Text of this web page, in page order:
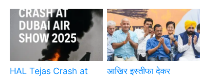
HAL Tejas Crash at
आखिर इस्तीफा देकर